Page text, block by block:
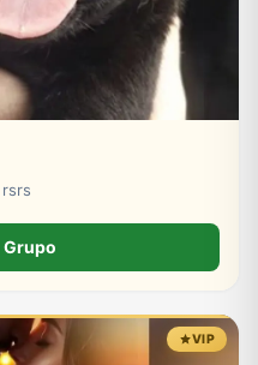
VIP